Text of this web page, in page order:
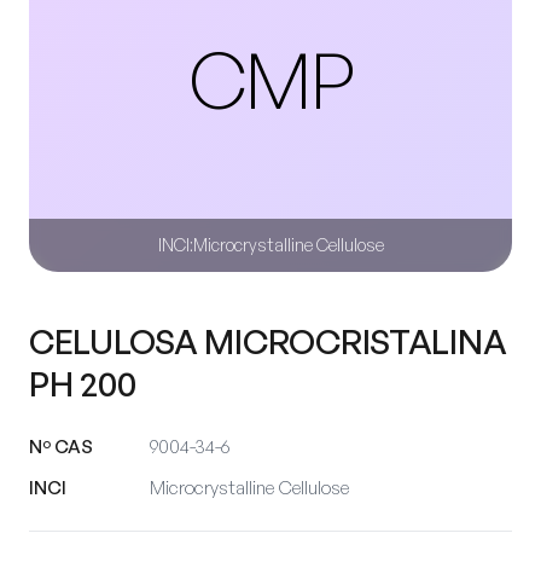
CMP
INCI:Microcrystalline Cellulose
CELULOSA MICROCRISTALINA
PH 200
Nº CAS
9004-34-6
INCI
Microcrystalline Cellulose